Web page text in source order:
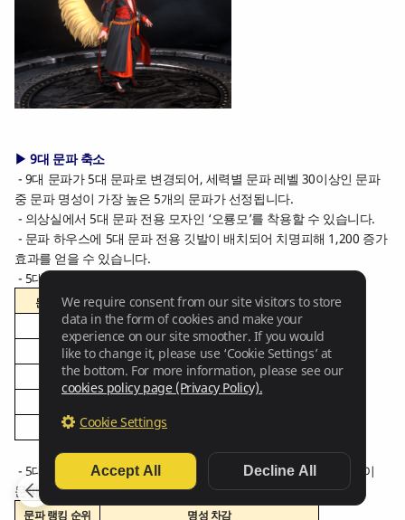
▶ 9대 문파 축소
- 9대 문파가 5대 문파로 변경되어, 세력별 문파 레벨 30이상인 문파
중 문파 명성이 가장 높은 5개의 문파가 선정됩니다.
- 의상실에서 5대 문파 전용 모자인 ‘오룡모’를 착용할 수 있습니다.
- 문파 하우스에 5대 문파 전용 깃발이 배치되어 치명피해 1,200 증가
효과를 얻을 수 있습니다.
- 5대 문파 보상이 다음과 같이 변경됩니다.
문파 순위
5대 문파 보상
1위
알 수 없는 흑신석 주머니 55개
2위
알 수 없는 흑신석 주머니 45개
3위
알 수 없는 흑신석 주머니 40개
5위
알 수 없는 흑신석 주머니 25개
- 5대 문파 전쟁 방어권 사용시, 문파 랭킹 순위에 따라 다음과 같이
문파 명성이 차감됩니다.
문파 랭킹 순위 명성 차감
We require consent from our site visitors to store
data in the form of cookies and make your
experience on our site smoother. If you would
like to change it, please use ‘Cookie Settings’ at
the bottom. For more information, please see our
cookies policy page (Privacy Policy).
Cookie Settings
Accept All Decline All